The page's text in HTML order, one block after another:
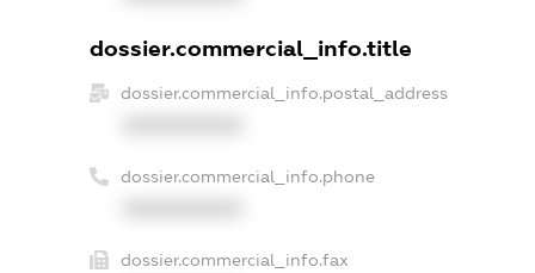
dossier.commercial_info.title
dossier.commercial_info.postal_address
dossier.commercial_info.phone
dossier.commercial_info.fax